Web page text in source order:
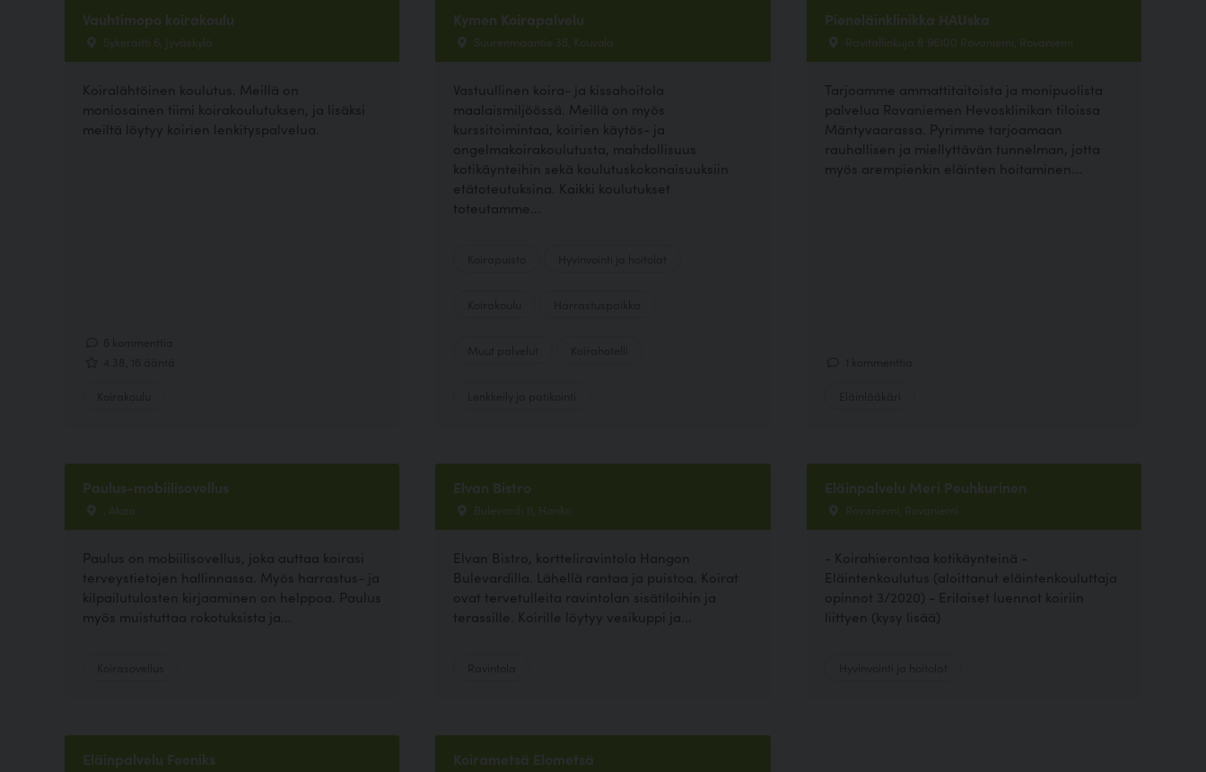
Vauhtimopo koirakoulu
Sykeraitti 6, Jyväskylä
Koiralähtöinen koulutus. Meillä on
moniosainen tiimi koirakoulutuksen, ja lisäksi
meiltä löytyy koirien lenkityspalvelua.
Kymen Koirapalvelu
Suurenmaantie 36, Kouvola
Vastuullinen koira- ja kissahoitola
maalaismiljöössä. Meillä on myös
kurssitoimintaa, koirien käytös- ja
ongelmakoirakoulutusta, mahdollisuus
kotikäynteihin sekä koulutuskokonaisuuksiin
etätoteutuksina. Kaikki koulutukset
toteutamme...
Pieneläinklinikka HAUska
Ravitallinkuja 8 96100 Rovaniemi, Rovaniemi
Tarjoamme ammattitaitoista ja monipuolista
palvelua Rovaniemen Hevosklinikan tiloissa
Mäntyvaarassa. Pyrimme tarjoamaan
rauhallisen ja miellyttävän tunnelman, jotta
myös arempienkin eläinten hoitaminen...
Paulus-mobiilisovellus
, Akaa
Paulus on mobiilisovellus, joka auttaa koirasi
terveystietojen hallinnassa. Myös harrastus- ja
kilpailutulosten kirjaaminen on helppoa. Paulus
myös muistuttaa rokotuksista ja...
Elvan Bistro
Bulevardi 11, Hanko
Elvan Bistro, kortteliravintola Hangon
Bulevardilla. Lähellä rantaa ja puistoa. Koirat
ovat tervetulleita ravintolan sisätiloihin ja
terassille. Koirille löytyy vesikuppi ja...
Eläinpalvelu Meri Peuhkurinen
Rovaniemi, Rovaniemi
- Koirahierontaa kotikäynteinä -
Eläintenkoulutus (aloittanut eläintenkouluttaja
opinnot 3/2020) - Erilaiset luennot koiriin
liittyen (kysy lisää)
Eläinpalvelu Feeniks Koirametsä Elometsä